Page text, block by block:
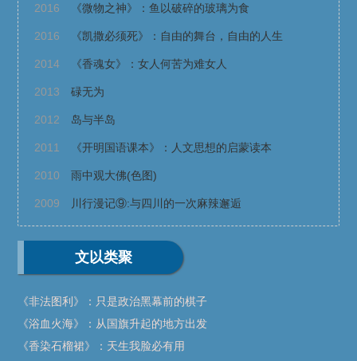
2016 《微物之神》：鱼以破碎的玻璃为食
2016 《凯撒必须死》：自由的舞台，自由的人生
2014 《香魂女》：女人何苦为难女人
2013 碌无为
2012 岛与半岛
2011 《开明国语课本》：人文思想的启蒙读本
2010 雨中观大佛(色图)
2009 川行漫记⑨:与四川的一次麻辣邂逅
文以类聚
《非法图利》：只是政治黑幕前的棋子
《浴血火海》：从国旗升起的地方出发
《香染石榴裙》：天生我脸必有用